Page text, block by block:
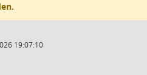
19:07:10